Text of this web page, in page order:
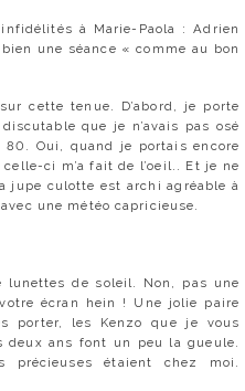
à Marie-Paola : Adrien
une séance « comme au bon
cette tenue. D’abord, je porte
que je n’avais pas osé
Oui, quand je portais encore
ci m’a fait de l’oeil.. Et je ne
jupe culotte est archi agréable à
une météo capricieuse.
lunettes de soleil. Non, pas une
écran hein ! Une jolie paire
porter, les Kenzo que je vous
deux ans font un peu la gueule.
précieuses étaient chez moi.